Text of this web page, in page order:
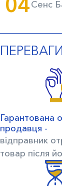
Сенс
ПЕРЕВАГИ
Гарантована
продавця -
відправник
товар після